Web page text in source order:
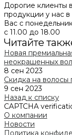
Дорогие клиенты
продукции у нас
Вас с
с 11.00 до 18.00
Читайте
Новая
неокрашенных
8 сен 2023
Скидка на
9 сен 2023
Назад к списку
CAPTCHA
О компании
Новости
Политика